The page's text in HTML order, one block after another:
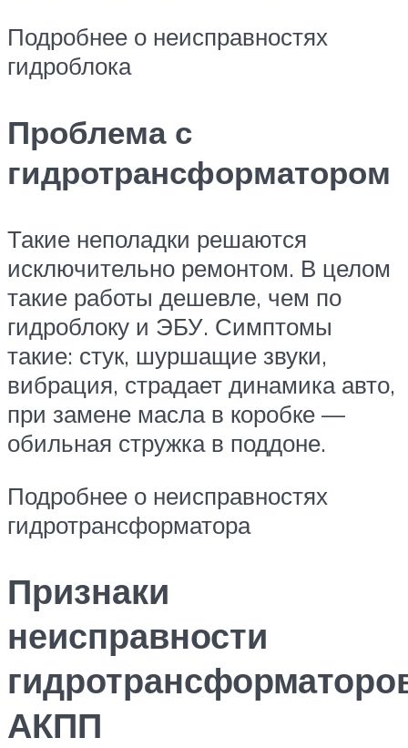
Подробнее о неисправностях
гидроблока
Проблема с
гидротрансформатором
Такие неполадки решаются
исключительно ремонтом. В целом
такие работы дешевле, чем по
гидроблоку и ЭБУ. Симптомы
такие: стук, шуршащие звуки,
вибрация, страдает динамика авто,
при замене масла в коробке —
обильная стружка в поддоне.
Подробнее о неисправностях
гидротрансформатора
Признаки
неисправности
АКПП